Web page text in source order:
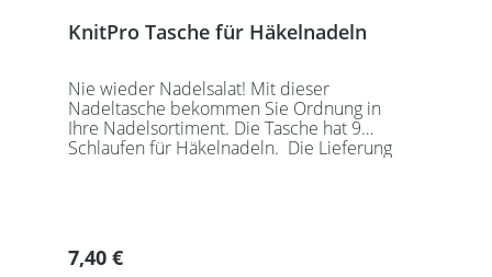
KnitPro Tasche für Häkelnadeln
Nie wieder Nadelsalat! Mit dieser
Nadeltasche bekommen Sie Ordnung in
Ihre Nadelsortiment. Die Tasche hat 9
Schlaufen für Häkelnadeln. Die Lieferung
Regulärer Preis:
7,40 €